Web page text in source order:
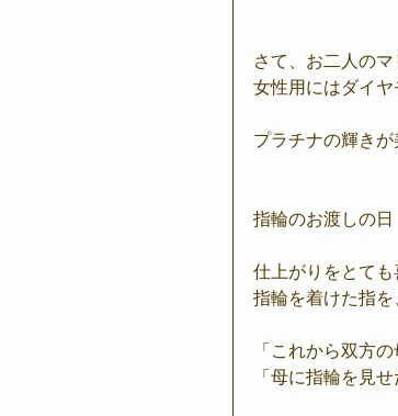
さて、お二人のマ
女性用にはダイヤ
プラチナの輝きが
指輪のお渡しの日
仕上がりをとても
指輪を着けた指
「これから双方
「母に指輪を見